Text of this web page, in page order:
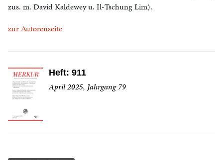
zus. m. David Kaldewey u. Il-Tschung Lim).
zur Autorenseite
Heft: 911
April 2025, Jahrgang 79